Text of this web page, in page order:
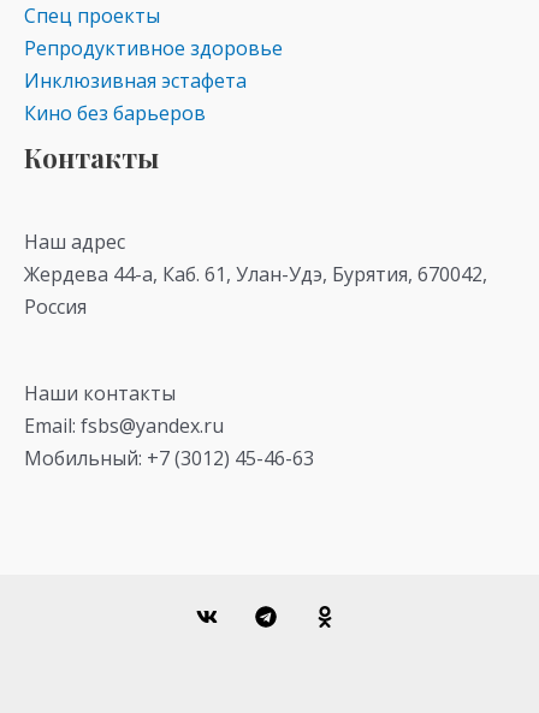
Спец проекты
Репродуктивное здоровье
Инклюзивная эстафета
Кино без барьеров
Контакты
Наш адрес
Жердева 44-а, Каб. 61, Улан-Удэ, Бурятия, 670042,
Россия
Наши контакты
Email: fsbs@yandex.ru
Мобильный: +7 (3012) 45-46-63